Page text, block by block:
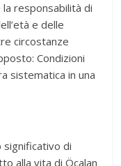
la responsabilità di
e delle
circostanze
Condizioni
sistematica in una
significativo di
alla vita di Öcalan